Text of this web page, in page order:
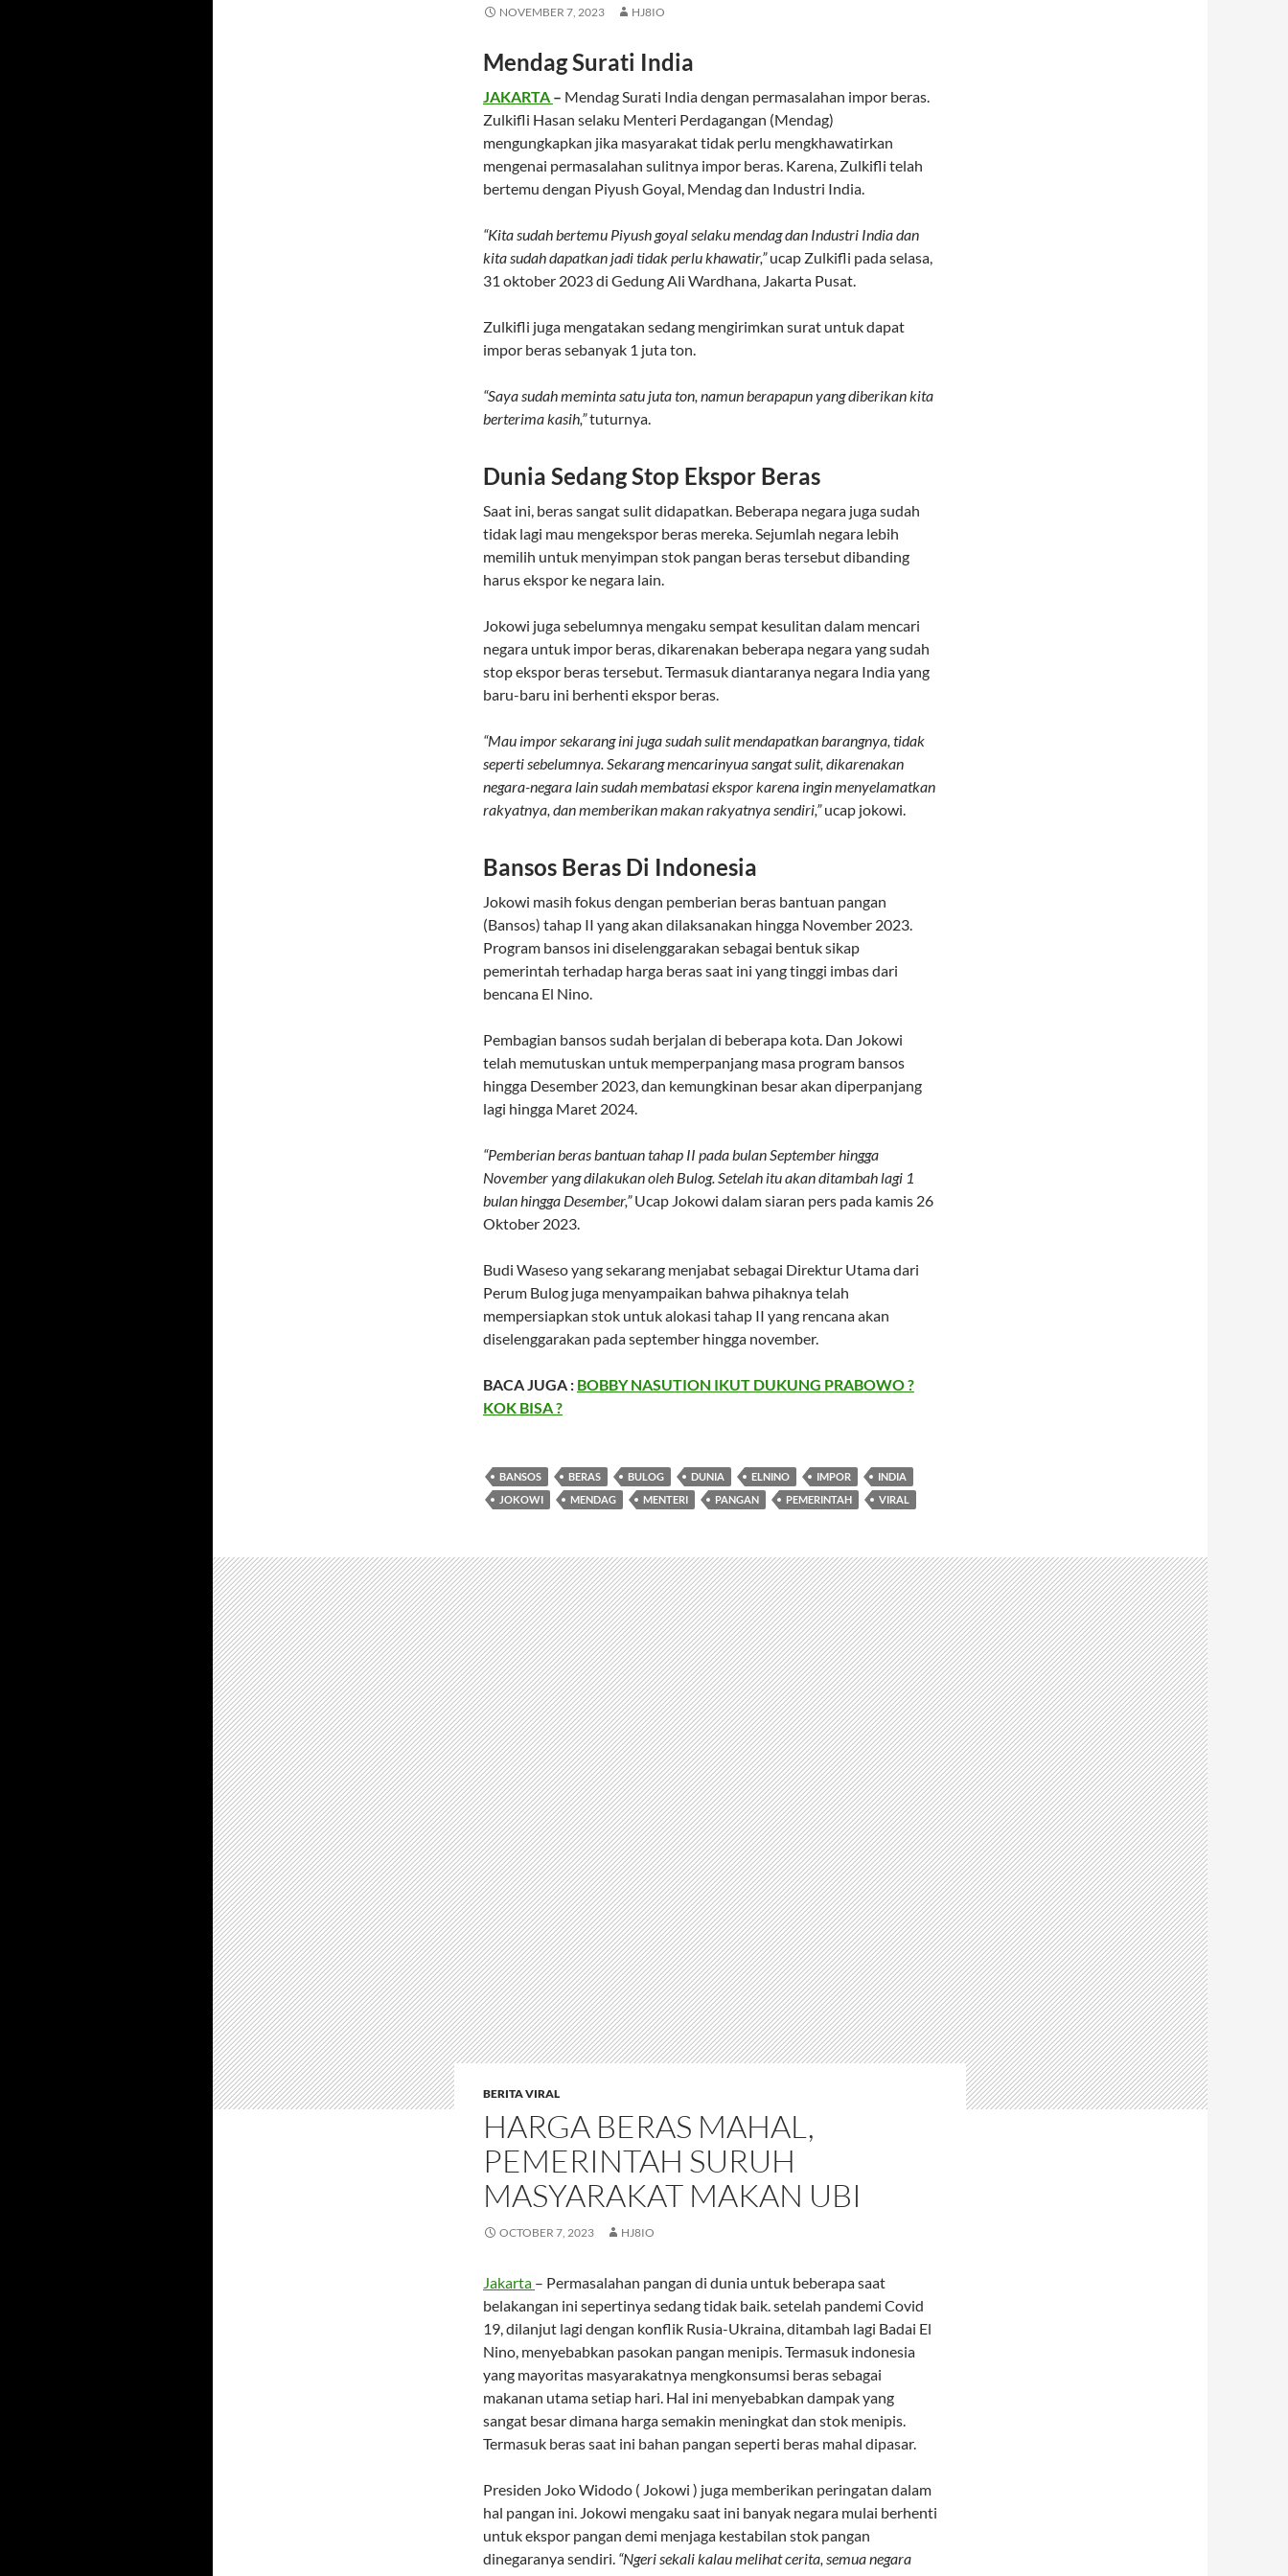
NOVEMBER 7, 2023 HJ8IO
Mendag Surati India
JAKARTA – Mendag Surati India dengan permasalahan impor beras.
Zulkifli Hasan selaku Menteri Perdagangan (Mendag)
mengungkapkan jika masyarakat tidak perlu mengkhawatirkan
mengenai permasalahan sulitnya impor beras. Karena, Zulkifli telah
bertemu dengan Piyush Goyal, Mendag dan Industri India.
“Kita sudah bertemu Piyush goyal selaku mendag dan Industri India dan
kita sudah dapatkan jadi tidak perlu khawatir,”ucap Zulkifli pada selasa,
31 oktober 2023 di Gedung Ali Wardhana, Jakarta Pusat.
Zulkifli juga mengatakan sedang mengirimkan surat untuk dapat
impor beras sebanyak 1 juta ton.
“Saya sudah meminta satu juta ton, namun berapapun yang diberikan kita
berterima kasih,”tuturnya.
Dunia Sedang Stop Ekspor Beras
Saat ini, beras sangat sulit didapatkan. Beberapa negara juga sudah
tidak lagi mau mengekspor beras mereka. Sejumlah negara lebih
memilih untuk menyimpan stok pangan beras tersebut dibanding
harus ekspor ke negara lain.
Jokowi juga sebelumnya mengaku sempat kesulitan dalam mencari
negara untuk impor beras, dikarenakan beberapa negara yang sudah
stop ekspor beras tersebut. Termasuk diantaranya negara India yang
baru-baru ini berhenti ekspor beras.
“Mau impor sekarang ini juga sudah sulit mendapatkan barangnya, tidak
seperti sebelumnya. Sekarang mencarinyua sangat sulit, dikarenakan
negara-negara lain sudah membatasi ekspor karena ingin menyelamatkan
rakyatnya, dan memberikan makan rakyatnya sendiri,”ucap jokowi.
Bansos Beras Di Indonesia
Jokowi masih fokus dengan pemberian beras bantuan pangan
(Bansos) tahap II yang akan dilaksanakan hingga November 2023.
Program bansos ini diselenggarakan sebagai bentuk sikap
pemerintah terhadap harga beras saat ini yang tinggi imbas dari
bencana El Nino.
Pembagian bansos sudah berjalan di beberapa kota. Dan Jokowi
telah memutuskan untuk memperpanjang masa program bansos
hingga Desember 2023, dan kemungkinan besar akan diperpanjang
lagi hingga Maret 2024.
“Pemberian beras bantuan tahap II pada bulan September hingga
November yang dilakukan oleh Bulog. Setelah itu akan ditambah lagi 1
bulan hingga Desember,”Ucap Jokowi dalam siaran pers pada kamis 26
Oktober 2023.
Budi Waseso yang sekarang menjabat sebagai Direktur Utama dari
Perum Bulog juga menyampaikan bahwa pihaknya telah
mempersiapkan stok untuk alokasi tahap II yang rencana akan
diselenggarakan pada september hingga november.
BACA JUGA : BOBBY NASUTION IKUT DUKUNG PRABOWO ?
KOK BISA ?
BANSOS BERAS BULOG DUNIA ELNINO IMPOR
INDIA
JOKOWI
MENDAG MENTERI PANGAN PEMERINTAH VIRAL
BERITA VIRAL
HARGA BERAS MAHAL,
PEMERINTAH SURUH
MASYARAKAT MAKAN UBI
OCTOBER 7, 2023 HJ8IO
Jakarta – Permasalahan pangan di dunia untuk beberapa saat
belakangan ini sepertinya sedang tidak baik. setelah pandemi Covid
19, dilanjut lagi dengan konflik Rusia-Ukraina, ditambah lagi Badai El
Nino, menyebabkan pasokan pangan menipis. Termasuk indonesia
yang mayoritas masyarakatnya mengkonsumsi beras sebagai
makanan utama setiap hari. Hal ini menyebabkan dampak yang
sangat besar dimana harga semakin meningkat dan stok menipis.
Termasuk beras saat ini bahan pangan seperti beras mahal dipasar.
Presiden Joko Widodo ( Jokowi ) juga memberikan peringatan dalam
hal pangan ini. Jokowi mengaku saat ini banyak negara mulai berhenti
untuk ekspor pangan demi menjaga kestabilan stok pangan
dinegaranya sendiri. “Ngeri sekali kalau melihat cerita, semua negara